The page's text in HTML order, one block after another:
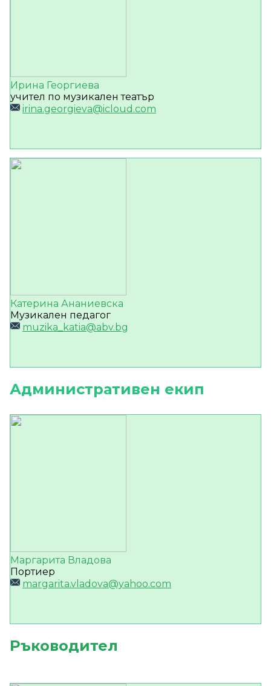
Ирина Георгиева
учител по музикален театър
irina.georgieva@icloud.com
Катерина Ананиевска
Музикален педагог
muzika_katia@abv.bg
Административен екип
Маргарита Владова
Портиер
margarita.vladova@yahoo.com
Ръководител